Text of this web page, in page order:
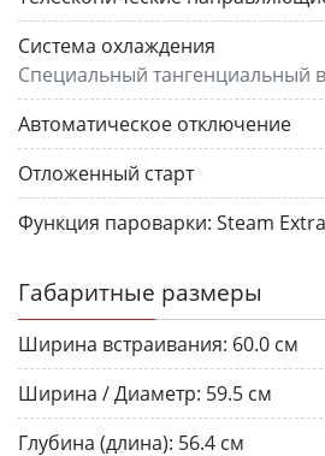
Система охлаждения
Специальный тангенциальный
Автоматическое отключение
Отложенный старт
Функция пароварки: Steam Extra
Габаритные размеры
Ширина встраивания: 60.0 см
Ширина / Диаметр: 59.5 см
Глубина (длина): 56.4 см